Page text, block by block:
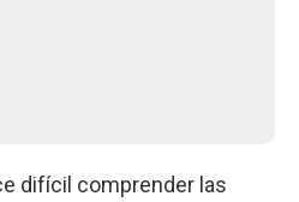
difícil comprender las